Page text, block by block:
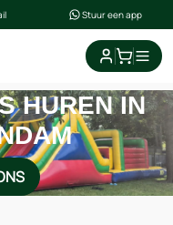
Stuur een app
HUREN IN